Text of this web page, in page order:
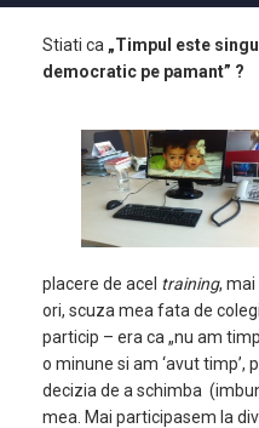
Stiati ca „Timpul este
democratic pe pamant” ?
placere de acel training,
ori, scuza mea fata de
particip – era ca „nu am
o minune si am ‘avut timp’,
decizia de a schimba
mea. Mai participasem la